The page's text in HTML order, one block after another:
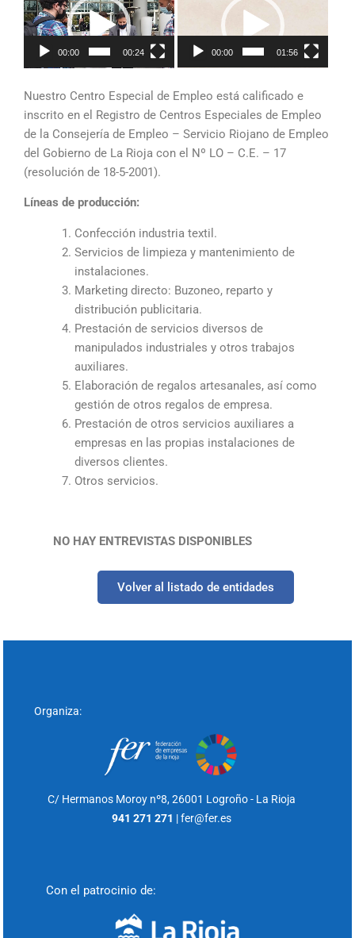
de
vídeo
00:00 00:24 00:00 01:56
Nuestro Centro Especial de Empleo está calificado e
inscrito en el Registro de Centros Especiales de Empleo
de la Consejería de Empleo – Servicio Riojano de Empleo
del Gobierno de La Rioja con el Nº LO – C.E. – 17
(resolución de 18-5-2001).
Líneas de producción:
Confección industria textil.
Servicios de limpieza y mantenimiento de
instalaciones.
Marketing directo: Buzoneo, reparto y
distribución publicitaria.
Prestación de servicios diversos de
manipulados industriales y otros trabajos
auxiliares.
Elaboración de regalos artesanales, así como
gestión de otros regalos de empresa.
Prestación de otros servicios auxiliares a
empresas en las propias instalaciones de
diversos clientes.
Otros servicios.
NO HAY ENTREVISTAS DISPONIBLES
Volver al listado de entidades
Organiza:
C/ Hermanos Moroy nº8,26001 Logroño - La Rioja
941 271 271 |fer@fer.es
Con el patrocinio de: